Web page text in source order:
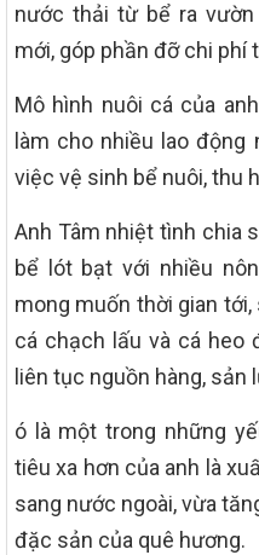
nước thải từ bể ra
mới, góp phần đỡ chi phí
Mô hình nuôi cá của
làm cho nhiều lao
việc vệ sinh bể nuôi, thu
Anh Tâm nhiệt tình chia
bể lót bạt với nhiều
mong muốn thời gian
cá chạch lấu và cá heo
liên tục nguồn hàng,
ó là một trong những
tiêu xa hơn của anh là
sang nước ngoài, vừa
đặc sản của quê hương.